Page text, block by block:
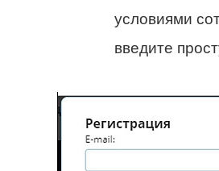
условиями
введите